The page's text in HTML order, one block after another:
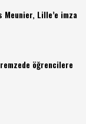
Meunier, Lille’e imza
öğrencilere